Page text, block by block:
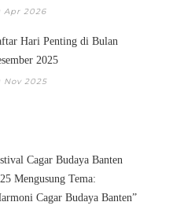
Apr 2026
Hari Penting di Bulan
2025
Nov 2025
Cagar Budaya Banten
Mengusung Tema:
Cagar Budaya Banten”